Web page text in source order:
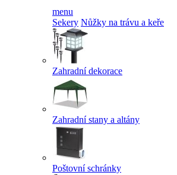
menu
Sekery Nůžky na trávu a keře
Zahradní dekorace
Zahradní stany a altány
Poštovní schránky